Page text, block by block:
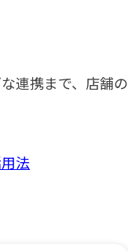
連携まで、店舗の
法